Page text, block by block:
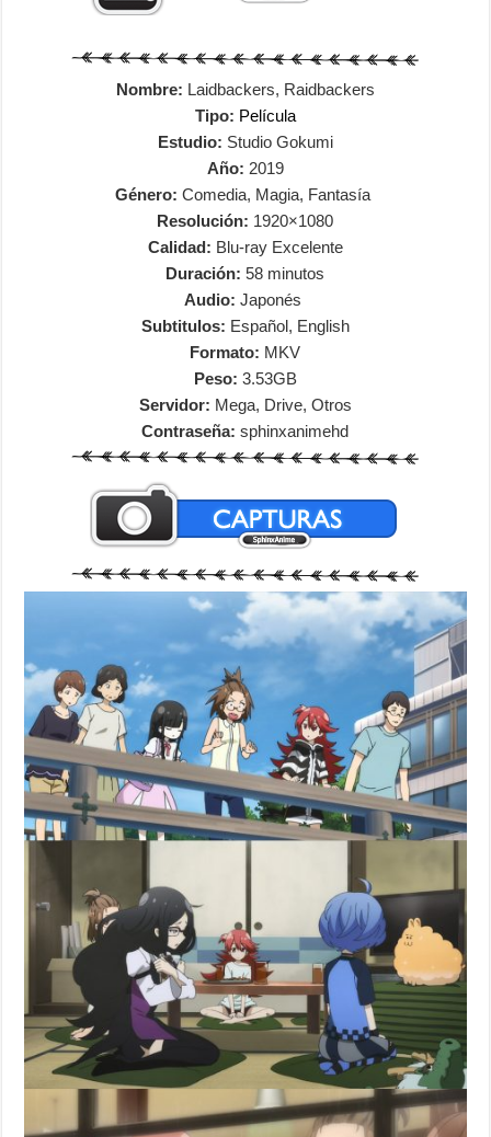
Nombre: Laidbackers, Raidbackers
Tipo: Película
Estudio: Studio Gokumi
Año: 2019
Género: Comedia, Magia, Fantasía
Resolución: 1920×1080
Calidad: Blu-ray Excelente
Duración: 58 minutos
Audio: Japonés
Subtitulos: Español, English
Formato: MKV
Peso: 3.53GB
Servidor: Mega, Drive, Otros
Contraseña: sphinxanimehd